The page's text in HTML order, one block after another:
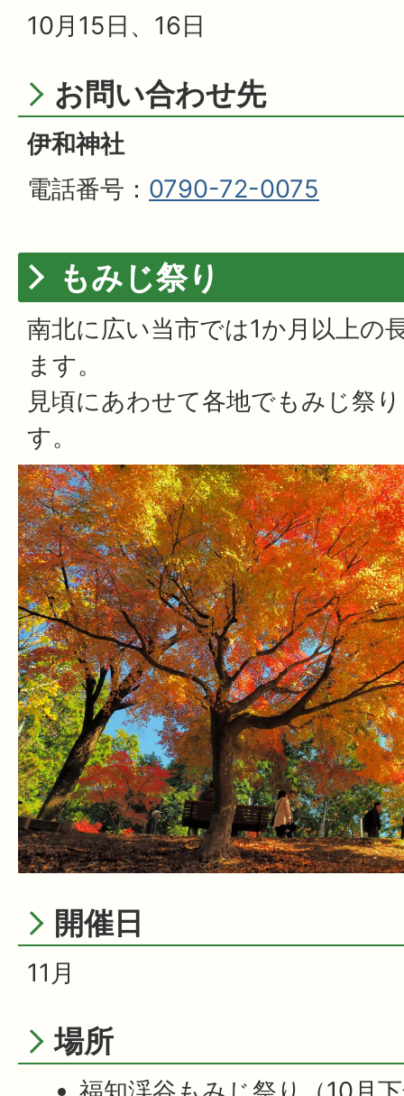
10月15日、16日
お問い合わせ先
伊和神社
電話番号： 0790-72-0075
もみじ祭り
南北に広い当市では1か月以上の
ます。
見頃にあわせて各地でもみじ祭
す。
開催日
11月
場所